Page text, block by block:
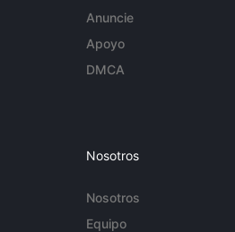
Anuncie
Apoyo
DMCA
Nosotros
Nosotros
Equipo